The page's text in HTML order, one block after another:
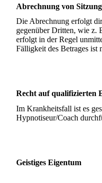
Abrechnung von
Die Abrechnung erfolgt
gegenüber Dritten, wie z.
erfolgt in der Regel
Fälligkeit des Betrages ist
Recht auf qualifizierten
Im Krankheitsfall ist es
Hypnotiseur/Coach
Geistiges Eigentum